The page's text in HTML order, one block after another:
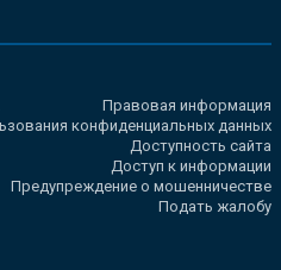
Правовая информация
конфиденциальных данных
Доступность сайта
Доступ к информации
Предупреждение о мошенничестве
Подать жалобу